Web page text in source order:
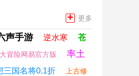
+ 更多
声手游 逆水寒
苍
冒险网易官方版
率土
三国名将0.1折 上古修